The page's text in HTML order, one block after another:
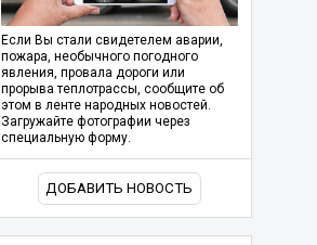
Если Вы стали свидетелем аварии,
пожара, необычного погодного
явления, провала дороги или
прорыва теплотрассы, сообщите об
этом в ленте народных новостей.
Загружайте фотографии через
специальную форму.
ДОБАВИТЬ НОВОСТЬ